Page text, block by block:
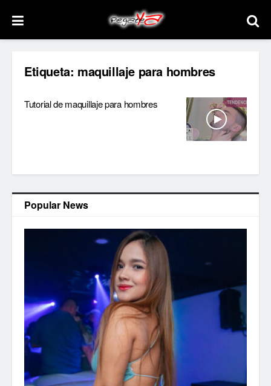
Etiqueta: maquillaje para hombres
Tutorial de maquillaje para hombres
Popular News